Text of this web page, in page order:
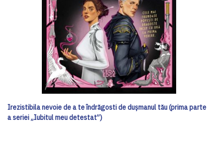
Irezistibila nevoie de a te îndrăgosti de dușmanul tău (prima parte
a seriei „Iubitul meu detestat”)